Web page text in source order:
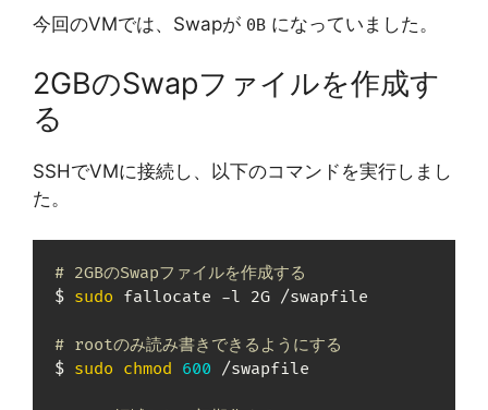
今回のVMでは、Swapが 0B になっていました。
2GBのSwapファイルを作成す
る
SSHでVMに接続し、以下のコマンドを実行しまし
た。
# 2GBのSwapファイルを作成する
$ sudo fallocate -l 2G /swapfile
# rootのみ読み書きできるようにする
$ sudo chmod 600 /swapfile